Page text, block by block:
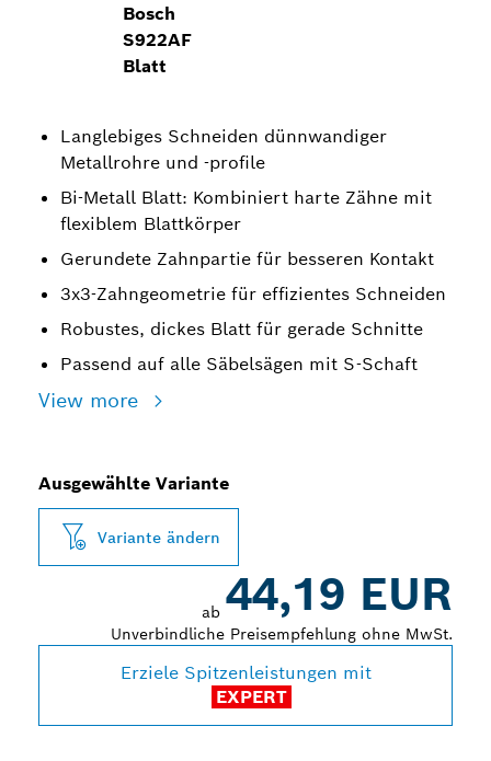
Bosch
S922AF
Blatt
Langlebiges Schneiden dünnwandiger
Metallrohre und -profile
Bi-Metall Blatt: Kombiniert harte Zähne mit
flexiblem Blattkörper
Gerundete Zahnpartie für besseren Kontakt
3x3-Zahngeometrie für effizientes Schneiden
Robustes, dickes Blatt für gerade Schnitte
Passend auf alle Säbelsägen mit S-Schaft
View more
Ausgewählte Variante
Variante ändern
ab 44,19 EUR
Unverbindliche Preisempfehlung ohne MwSt.
Erziele Spitzenleistungen mit
EXPERT